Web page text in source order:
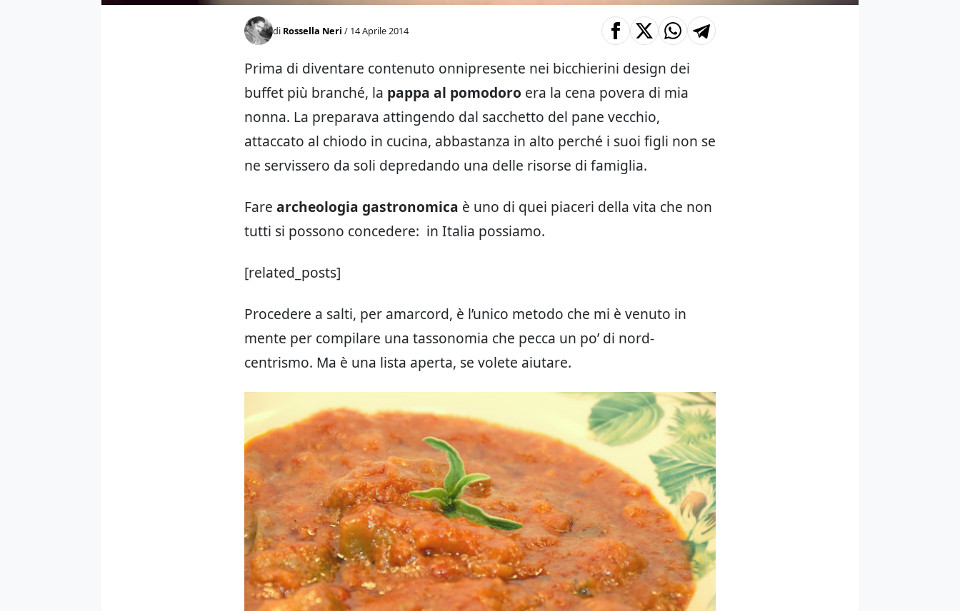
di Rossella Neri / 14 Aprile 2014
Prima di diventare contenuto onnipresente nei bicchierini design dei
buffet più branché, la pappa al pomodoro era la cena povera di mia
nonna. La preparava attingendo dal sacchetto del pane vecchio,
attaccato al chiodo in cucina, abbastanza in alto perché i suoi figli non se
ne servissero da soli depredando una delle risorse di famiglia.
Fare archeologia gastronomica è uno di quei piaceri della vita che non
tutti si possono concedere: in Italia possiamo.
[related_posts]
Procedere a salti, per amarcord, è l’unico metodo che mi è venuto in
mente per compilare una tassonomia che pecca un po’ di nord-
centrismo. Ma è una lista aperta, se volete aiutare.